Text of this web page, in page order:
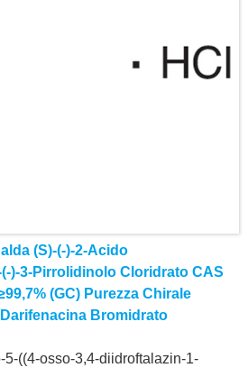
(S)-(-)-2-Acido
)-3-Pirrolidinolo Cloridrato CAS
(GC) Purezza Chirale
Bromidrato
5-((4-osso-3,4-diidroftalazin-1-